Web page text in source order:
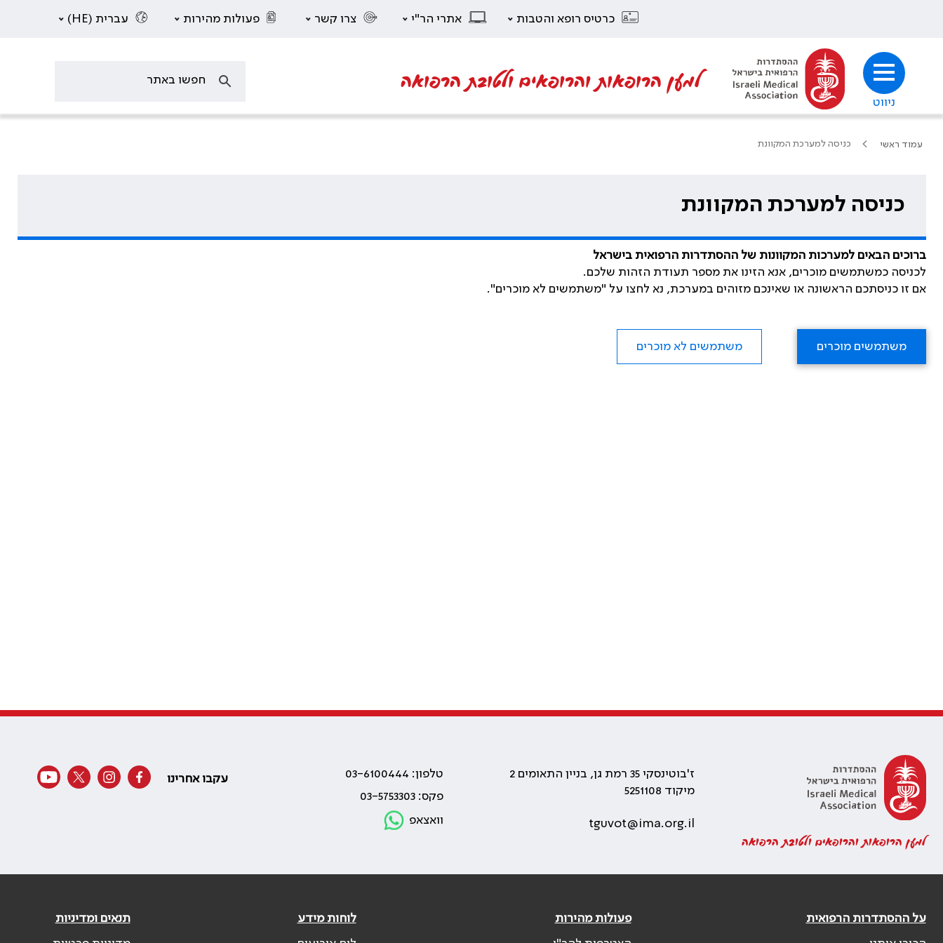
כרטיס רופא והטבות אתרי הר"י צרו קשר פעולות מהירות עברית (HE)
ניווט
למען הרופאות והרופאים ולטובת הרפואה
עמוד ראשי כניסה למערכת המקוונת
כניסה למערכת המקוונת
ברוכים הבאים למערכות המקוונות של ההסתדרות הרפואית בישראל
לכניסה כמשתמשים מוכרים, אנא הזינו את מספר תעודת הזהות שלכם.
אם זו כניסתכם הראשונה או שאינכם מזוהים במערכת, נא לחצו על "משתמשים לא מוכרים".
משתמשים מוכרים משתמשים לא מוכרים
למען הרופאות והרופאים ולטובת הרפואה
ז'בוטינסקי 35 רמת גן, בניין התאומים 2
מיקוד 5251108
tguvot@ima.org.il
טלפון: 03-6100444
פקס: 03-5753303
וואצאפ
עקבו אחרינו
על ההסתדרות הרפואית
פעולות מהירות
לוחות מידע
תנאים ומדיניות